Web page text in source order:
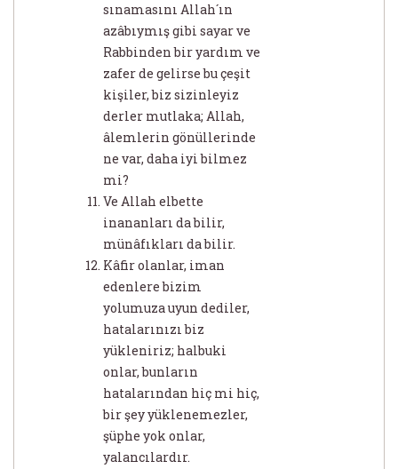
sınamasını Allah´ın
azâbıymış gibi sayar ve
Rabbinden bir yardım ve
zafer de gelirse bu çeşit
kişiler, biz sizinleyiz
derler mutlaka; Allah,
âlemlerin gönüllerinde
ne var, daha iyi bilmez
mi?
Ve Allah elbette
inananları da bilir,
münâfıkları da bilir.
Kâfir olanlar, iman
edenlere bizim
yolumuza uyun dediler,
hatalarınızı biz
yükleniriz; halbuki
onlar, bunların
hatalarından hiç mi hiç,
bir şey yüklenemezler,
şüphe yok onlar,
yalancılardır.